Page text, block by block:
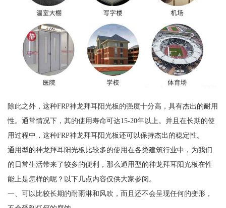
除此之外，这种FRP神龙拜耳阳光板的强度十分高，具有杰出的耐用
性。通常情况下，其的使用寿命可达15-20年以上。并且在长期的使
用过程中，这种FRP神龙拜耳阳光板还可以保持杰出的稳定性。
通用型的神龙拜耳阳光板比较多的使用在各类建筑行业中，为我们
的日常生活带来了较多的便利，那么通用型的神龙拜耳阳光板在性
能上是怎样的呢？以下几点内容仅供大家参阅。
一、可以比较长期的耐雨淋和风吹，而且还不会呈现任何的变形，